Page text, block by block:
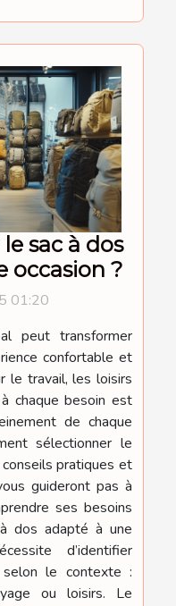
sac à dos
occasion ?
01:20
peut transformer
confortable et
le travail, les loisirs
chaque besoin est
de chaque
sélectionner le
pratiques et
guideront pas à
ses besoins
dos adapté à une
d’identifier
le contexte :
ou loisirs. Le